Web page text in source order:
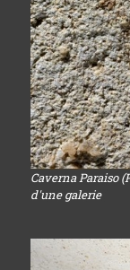
Caverna Paraiso
d'une galerie